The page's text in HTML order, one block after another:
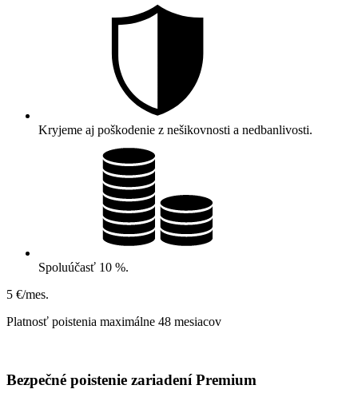
Kryjeme aj poškodenie z nešikovnosti a nedbanlivosti.
Spoluúčasť 10 %.
5 €/mes.
Platnosť poistenia maximálne 48 mesiacov
Bezpečné poistenie zariadení Premium